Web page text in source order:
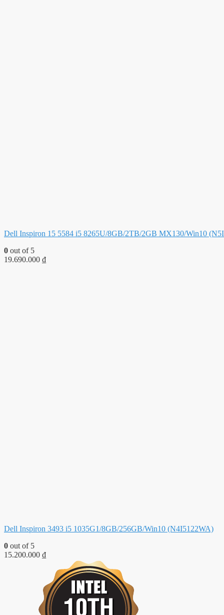
Dell Inspiron 15 5584 i5 8265U/8GB/2TB/2GB MX130/Win10
0 out of 5
19.690.000 ₫
Dell Inspiron 3493 i5 1035G1/8GB/256GB/Win10 (N4I5122WA)
0 out of 5
15.200.000 ₫